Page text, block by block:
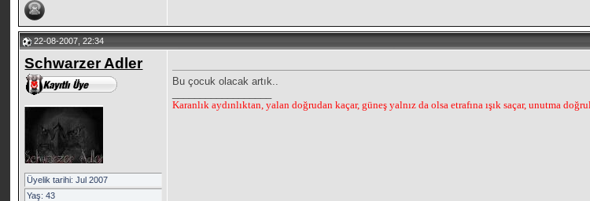
22-08-2007, 22:34
Schwarzer Adler
Üyelik tarihi: Jul 2007
Yaş: 43
Bu çocuk olacak artık..
Karanlık aydınlıktan, yalan doğrudan kaçar, güneş yalnız da olsa etrafına ışık saçar, unutma